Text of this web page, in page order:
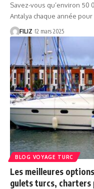
Savez-vous qu’environ
Antalya chaque année
FILIZ 12 mars 2025
BLOG VOYAGE TURC
Les meilleures
gulets turcs, charters